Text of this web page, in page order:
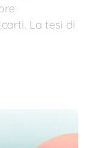
La tesi di